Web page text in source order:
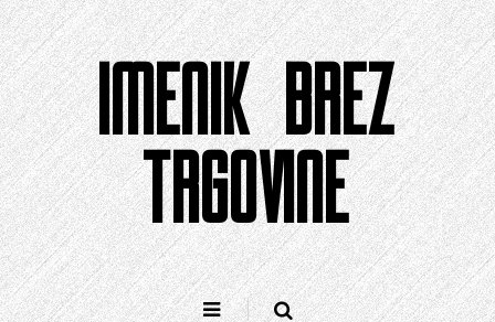
Preskoči
na
vsebino
IMENIK BREZ
TRGOVINE